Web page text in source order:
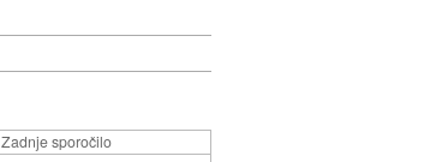
Zadnje sporočilo